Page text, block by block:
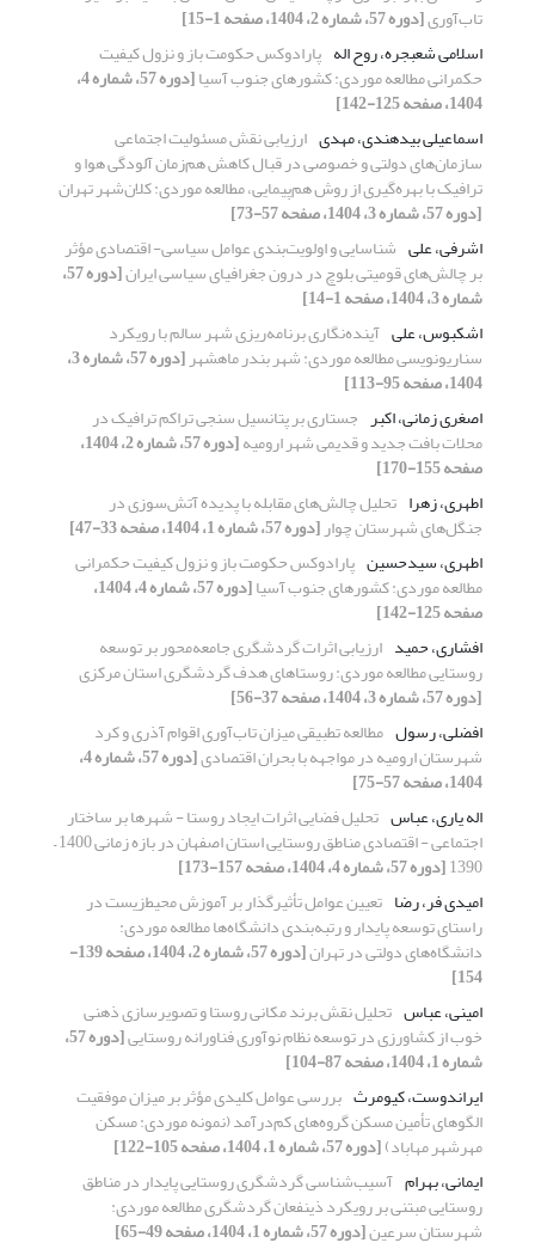
تاب‌آوری[دوره 57، شماره 2، 1404، صفحه 1-15]
اسلامی شعبجره، روح اله پارادوکس حکومت باز و نزول کیفیت
حکمرانی مطالعه موردی: کشورهای جنوب آسیا [دوره 57، شماره 4،
1404، صفحه 125-142]
اسماعیلی بیدهندی، مهدی ارزیابی نقش مسئولیت اجتماعی
سازمان‌های دولتی و خصوصی در قبال کاهش هم‌زمان آلودگی هوا و
ترافیک با بهره‌گیری از روش هم‌پیمایی، مطالعه موردی: کلان‌شهر تهران
[دوره 57، شماره 3، 1404، صفحه 57-73]
اشرفی، علی شناسایی و اولویت‌بندی عوامل سیاسی- اقتصادی مؤثر
بر چالش‌های قومیتی بلوچ در درون جغرافیای سیاسی ایران [دوره 57،
شماره 3، 1404، صفحه 1-14]
اشکبوس، علی آینده‌نگاری برنامه‌ریزی شهر سالم با رویکرد
سناریونویسی مطالعه موردی: شهر بندر ماهشهر [دوره 57، شماره 3،
1404، صفحه 95-113]
اصغری زمانی، اکبر جستاری بر پتانسیل سنجی تراکم ترافیک در
محلات بافت جدید و قدیمی شهر ارومیه [دوره 57، شماره 2، 1404،
صفحه 155-170]
اطهری، زهرا تحلیل چالش‌های مقابله با پدیده آتش‌سوزی در
جنگل‌های شهرستان چوار[دوره 57، شماره 1، 1404، صفحه 33-47]
اطهری، سیدحسین پارادوکس حکومت باز و نزول کیفیت حکمرانی
مطالعه موردی: کشورهای جنوب آسیا [دوره 57، شماره 4، 1404،
صفحه 125-142]
افشاری، حمید ارزیابی اثرات گردشگری جامعه‌محور بر توسعه
روستایی مطالعه موردی: روستاهای هدف گردشگری استان مرکزی
[دوره 57، شماره 3، 1404، صفحه 37-56]
افضلی، رسول مطالعه تطبیقی میزان تاب‌آوری اقوام آذری و کرد
شهرستان ارومیه در مواجهه با بحران اقتصادی [دوره 57، شماره 4،
1404، صفحه 57-75]
اله یاری، عباس تحلیل فضایی اثرات ایجاد روستا - شهرها بر ساختار
اجتماعی - اقتصادی مناطق روستایی استان اصفهان در بازه زمانی 1400 –
1390[دوره 57، شماره 4، 1404، صفحه 157-173]
امیدی فر، رضا تعیین عوامل تأثیرگذار بر آموزش محیط‌زیست در
راستای توسعه پایدار و رتبه‌بندی دانشگاه‌ها مطالعه موردی:
دانشگاه‌های دولتی در تهران [دوره 57، شماره 2، 1404، صفحه 139-
154]
امینی، عباس تحلیل نقش برند مکانی روستا و تصویرسازی ذهنی
خوب از کشاورزی در توسعه نظام نوآوری فناورانه روستایی [دوره 57،
شماره 1، 1404، صفحه 87-104]
ایراندوست، کیومرث بررسی عوامل کلیدی مؤثر بر میزان موفقیت
الگوهای تأمین مسکن گروه‌های کم‌درآمد (نمونه موردی: مسکن
مهرشهر مهاباد)[دوره 57، شماره 1، 1404، صفحه 105-122]
ایمانی، بهرام آسیب‌شناسی گردشگری روستایی پایدار در مناطق
روستایی مبتنی بر رویکرد ذینفعان گردشگری مطالعه موردی:
شهرستان سرعین[دوره 57، شماره 1، 1404، صفحه 49-65]